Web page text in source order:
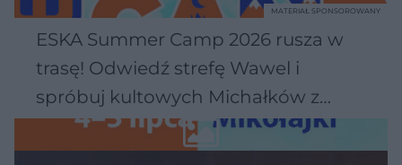
ESKA Summer Camp 2026 rusza w
trasę! Odwiedź strefę Wawel i
spróbuj kultowych Michałków z
Wawelu
MATERIAŁ SPONSOROWANY